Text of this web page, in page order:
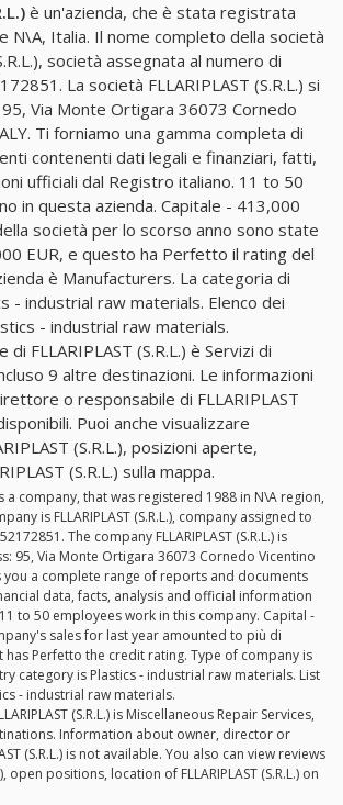
è un'azienda, che è stata registrata
N\A, Italia. Il nome completo della società
società assegnata al numero di
La società FLLARIPLAST (S.R.L.) si
Via Monte Ortigara 36073 Cornedo
Ti forniamo una gamma completa di
contenenti dati legali e finanziari, fatti,
ufficiali dal Registro italiano. 11 to 50
in questa azienda. Capitale - 413,000
società per lo scorso anno sono state
EUR, e questo ha Perfetto il rating del
è Manufacturers. La categoria di
- industrial raw materials. Elenco dei
- industrial raw materials.
FLLARIPLAST (S.R.L.) è Servizi di
9 altre destinazioni. Le informazioni
o responsabile di FLLARIPLAST
Puoi anche visualizzare
(S.R.L.), posizioni aperte,
(S.R.L.) sulla mappa.
a company, that was registered 1988 in N\A region,
is FLLARIPLAST (S.R.L.), company assigned to
The company FLLARIPLAST (S.R.L.) is
95, Via Monte Ortigara 36073 Cornedo Vicentino
you a complete range of reports and documents
data, facts, analysis and official information
to 50 employees work in this company. Capital -
sales for last year amounted to più di
has Perfetto the credit rating. Type of company is
category is Plastics - industrial raw materials. List
- industrial raw materials.
(S.R.L.) is Miscellaneous Repair Services,
Information about owner, director or
(S.R.L.) is not available. You also can view reviews
open positions, location of FLLARIPLAST (S.R.L.) on